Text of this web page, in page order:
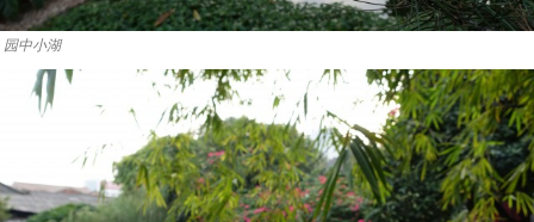
园中小湖